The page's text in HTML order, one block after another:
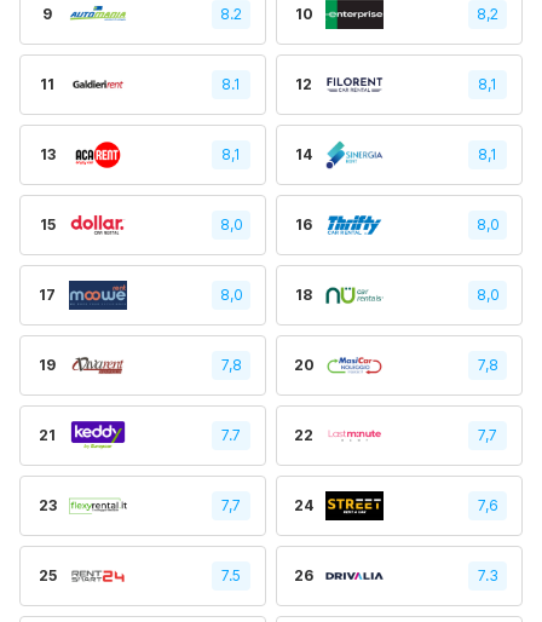
9 8.2 10 8,2
11 8.1 12 8,1
13 8,1 14 8,1
15 8,0 16 8,0
17 8,0 18 8,0
19 7,8 20 7,8
21 7.7 22 7,7
23 7,7 24 7,6
25 7.5 26 7.3